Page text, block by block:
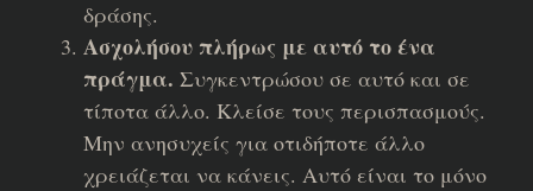
δράσης.
Ασχολήσου πλήρως με αυτό το ένα
πράγμα. Συγκεντρώσου σε αυτό και σε
τίποτα άλλο. Κλείσε τους περισπασμούς.
Μην ανησυχείς για οτιδήποτε άλλο
χρειάζεται να κάνεις. Αυτό είναι το μόνο